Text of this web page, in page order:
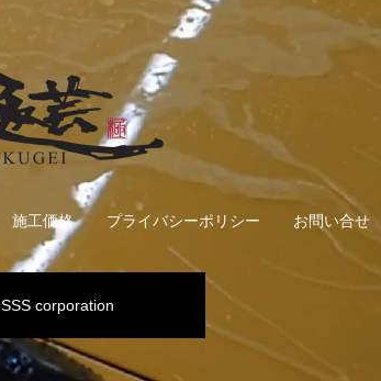
施工価格 プライバシーポリシー お問い合せ
SSS corporation